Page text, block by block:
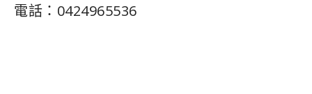
電話：0424965536